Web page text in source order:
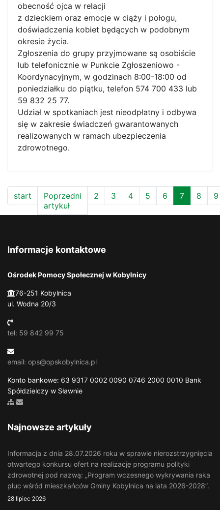
obecność ojca w relacji
z dzieckiem oraz emocje w ciąży i połogu,
doświadczenia kobiet będących w podobnym
okresie życia.
Zgłoszenia do grupy przyjmowane są osobiście
lub telefonicznie w Punkcie Zgłoszeniowo -
Koordynacyjnym, w godzinach 8:00-18:00 od
poniedziałku do piątku, telefon 574 700 433 lub
59 832 25 77.
Udział w spotkaniach jest nieodpłatny i odbywa
się w zakresie świadczeń gwarantowanych
realizowanych w ramach ubezpieczenia
zdrowotnego.
start
Poprzedni
artykuł
2 3 4 5 6 7 8 9
Informacje kontaktowe
Ośrodek Pomocy Społecznej w Kobylnicy
76-251 Kobylnica
ul. Wodna 20/3
tel: 59 842 99 75
email: ops@opskobylnica.pl
Konto bankowe: 63 9317 0002 0090 0746 2000 0010 Bank
Spółdzielczy w Sławnie
Zobacz mapę strony
Wyślij email
Najnowsze artykuły
Informacja z dnia 28.07.2026 roku w sprawie nierozstrzygnięcia
otwartego konkursu ofert na realizację programu polityki
zdrowotnej pod nazwą: „Program wczesnego wykrywania raka
płuc wśród mieszkańców Gminy Kobylnica na lata 2026-2028”.
28 lipiec 2026